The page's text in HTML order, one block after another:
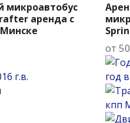
микроавтобус
аренда с
г.в.
от 50
год
кпп